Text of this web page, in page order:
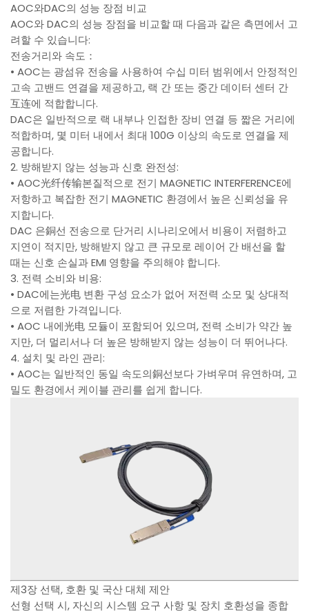
AOC와DAC의 성능 장점 비교
AOC와 DAC의 성능 장점을 비교할 때 다음과 같은 측면에서 고
려할 수 있습니다:
전송거리와 속도：
• AOC는 광섬유 전송을 사용하여 수십 미터 범위에서 안정적인
고속 고밴드 연결을 제공하고, 랙 간 또는 중간 데이터 센터 간
互连에 적합합니다.
DAC은 일반적으로 랙 내부나 인접한 장비 연결 등 짧은 거리에
적합하며, 몇 미터 내에서 최대 100G 이상의 속도로 연결을 제
공합니다.
2. 방해받지 않는 성능과 신호 완전성:
• AOC光纤传输본질적으로 전기 MAGNETIC INTERFERENCE에
저항하고 복잡한 전기 MAGNETIC 환경에서 높은 신뢰성을 유
지합니다.
DAC 은銅선 전송으로 단거리 시나리오에서 비용이 저렴하고
지연이 적지만, 방해받지 않고 큰 규모로 레이어 간 배선을 할
때는 신호 손실과 EMI 영향을 주의해야 합니다.
3. 전력 소비와 비용:
• DAC에는光电 변환 구성 요소가 없어 저전력 소모 및 상대적
으로 저렴한 가격입니다.
• AOC 내에光电 모듈이 포함되어 있으며, 전력 소비가 약간 높
지만, 더 멀리서나 더 높은 방해받지 않는 성능이 더 뛰어나다.
4. 설치 및 라인 관리:
• AOC는 일반적인 동일 속도의銅선보다 가벼우며 유연하며, 고
밀도 환경에서 케이블 관리를 쉽게 합니다.
제3장 선택, 호환 및 국산 대체 제안
선형 선택 시, 자신의 시스템 요구 사항 및 장치 호환성을 종합